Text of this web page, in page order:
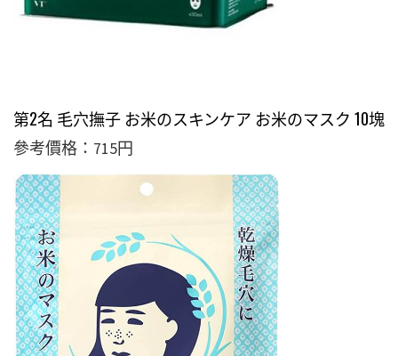
第2名 毛穴撫子 お米のスキンケア お米のマスク 10塊
參考價格：715円